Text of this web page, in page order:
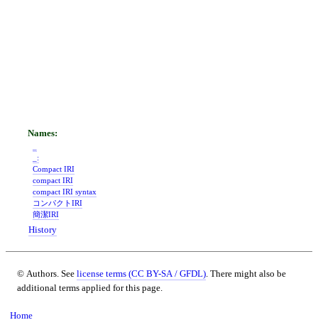
_:
Compact IRI
compact IRI
compact IRI syntax
コンパクトIRI
簡潔IRI
History
© Authors. See license terms (CC BY-SA / GFDL)
additional terms applied for this page.
Home